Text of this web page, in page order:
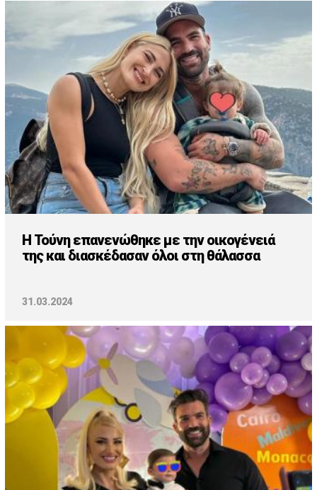
Η Τούνη επανενώθηκε με την οικογένειά
της και διασκέδασαν όλοι στη θάλασσα
31.03.2024